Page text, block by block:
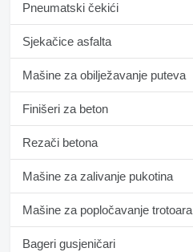
Pneumatski čekići
Sјekačice asfalta
Mašine za obilježavanje puteva
Finišeri za beton
Rezači betona
Mašine za zalivanje pukotina
Mašine za popločavanje trotoara
Bageri gusjeničari